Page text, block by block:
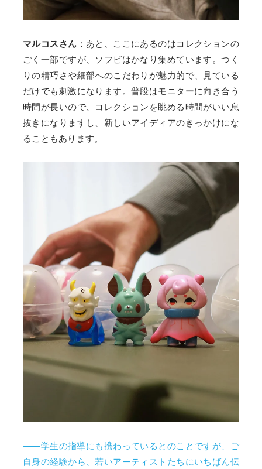
マルコスさん ：あと、ここにあるのはコレクションの
ごく一部ですが、ソフビはかなり集めています。つく
りの精巧さや細部へのこだわりが魅力的で、見ている
だけでも刺激になります。普段はモニターに向き合う
時間が長いので、コレクションを眺める時間がいい息
抜きになりますし、新しいアイディアのきっかけにな
ることもあります。
――学生の指導にも携わっているとのことですが、ご
自身の経験から、若いアーティストたちにいちばん伝